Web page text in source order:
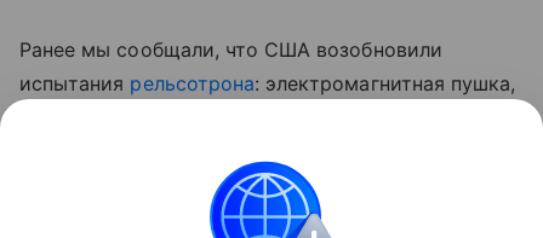
Ранее мы сообщали, что США возобновили
испытания рельсотрона: электромагнитная пушка,